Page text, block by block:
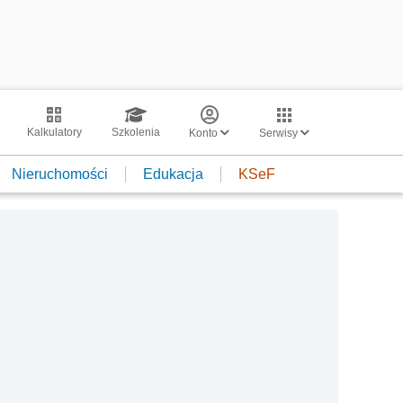
Kalkulatory Szkolenia Konto Serwisy
Nieruchomości Edukacja KSeF